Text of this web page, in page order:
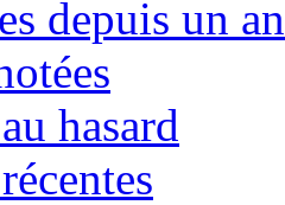
depuis un an
hasard